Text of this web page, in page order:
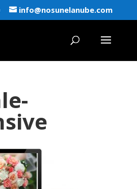
info@nosunelanube.com